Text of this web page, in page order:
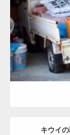
ONIKKY(デ
ダウ
キウイ